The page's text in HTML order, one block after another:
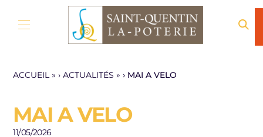
ACCUEIL» ACTUALITÉS » MAI A VELO
MAI A VELO
11/05/2026